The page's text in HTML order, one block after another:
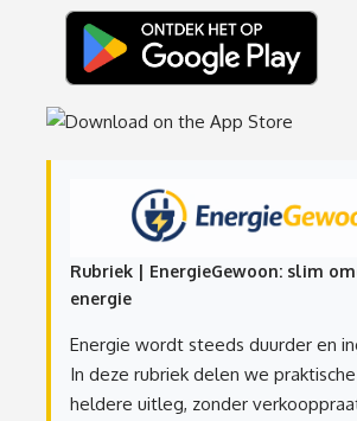
Rubriek | EnergieGewoon: slim
energie
Energie wordt steeds duurder en
In deze rubriek delen we
heldere uitleg, zonder